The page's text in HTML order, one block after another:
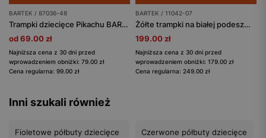
BARTEK / 87036-48
Trampki dziecięce Pikachu BARTEK 87036-48
od 69.00 zł
Najniższa cena z 30 dni przed
wprowadzeniem obniżki: 79.00 zł
Cena regularna: 99.00 zł
BARTEK / 11042-07
Żółte trampki na białej podeszwie z zielonym spodem 11042-07
199.00 zł
Najniższa cena z 30 dni przed
wprowadzeniem obniżki: 179.00 zł
Cena regularna: 249.00 zł
Inni szukali również
Fioletowe półbuty dziecięce Czerwone półbuty dziecięce